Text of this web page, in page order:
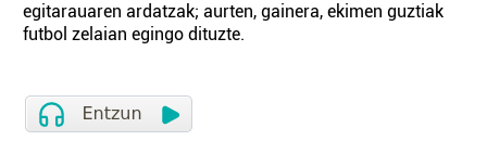
egitarauaren ardatzak; aurten, gainera, ekimen guztiak
futbol zelaian egingo dituzte.